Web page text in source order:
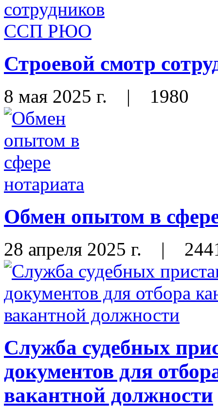
Строевой смотр
8 мая 2025 г. | 1980
Обмен опытом в
28 апреля 2025 г. |
Служба судебных
документов для
вакантной должности